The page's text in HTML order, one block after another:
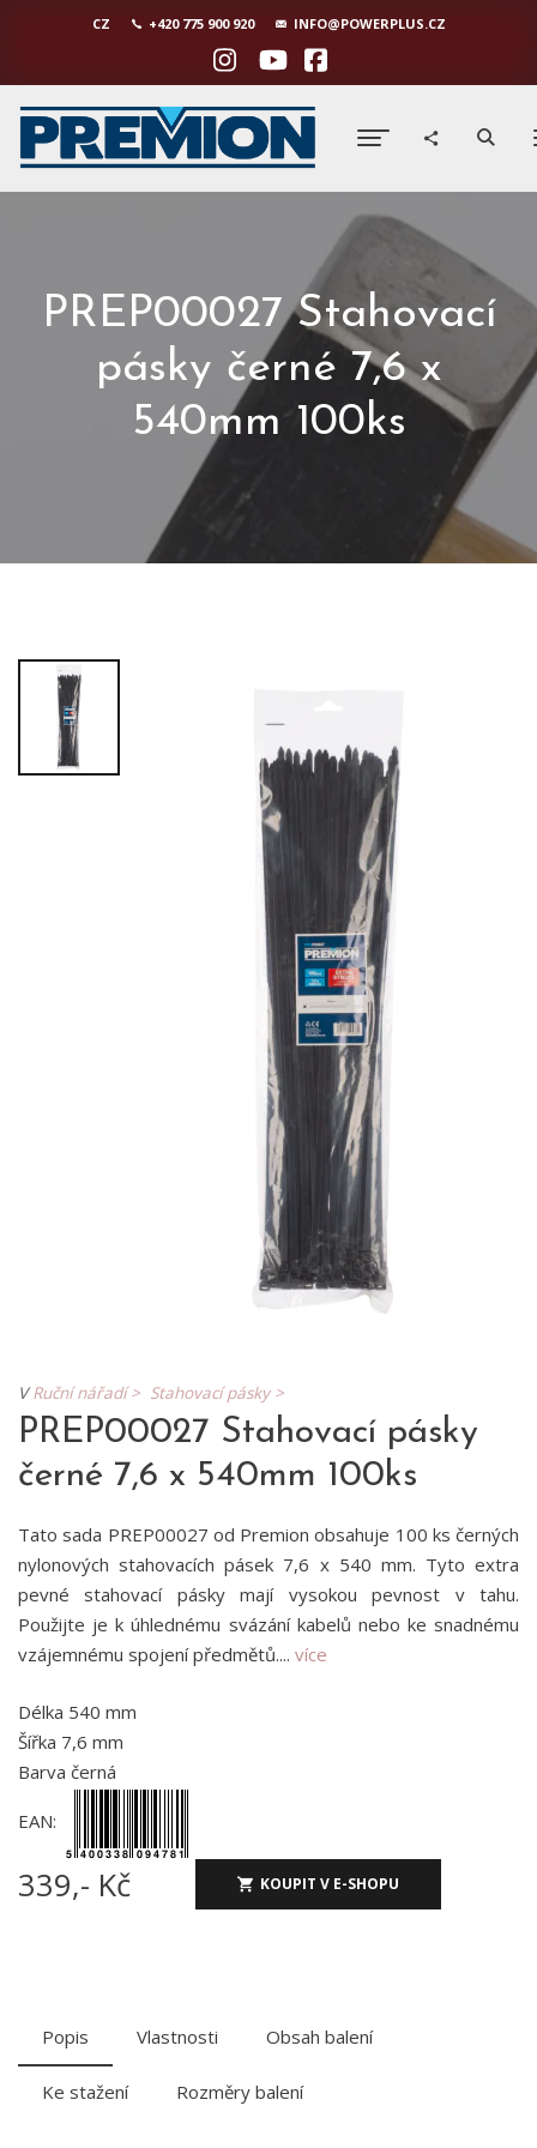
CZ +420 775 900 920 INFO@POWERPLUS.CZ
PREP00027 Stahovací
pásky černé 7,6 x
540mm 100ks
VRuční nářadí > Stahovací pásky >
PREP00027 Stahovací pásky
černé 7,6 x 540mm 100ks
Tato sada PREP00027 od Premion obsahuje 100 ks černých
nylonových stahovacích pásek 7,6 x 540 mm. Tyto extra
pevné stahovací pásky mají vysokou pevnost v tahu.
Použijte je k úhlednému svázání kabelů nebo ke snadnému
vzájemnému spojení předmětů.... více
Délka 540 mm
Šířka 7,6 mm
Barva černá
EAN:
339,- Kč KOUPIT V E-SHOPU
Popis Vlastnosti Obsah balení
Ke stažení Rozměry balení